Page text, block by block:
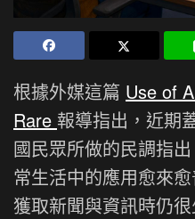
根據外媒這篇 Use of
Rare 報導指出，近期
國民眾所做的民調指
常生活中的應用愈來
獲取新聞與資訊時仍